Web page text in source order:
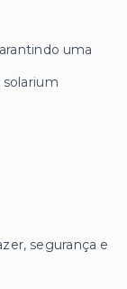
uma
segurança e